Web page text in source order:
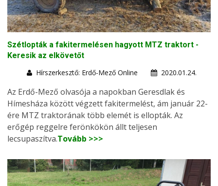
Szétlopták a fakitermelésen hagyott MTZ traktort -
Keresik az elkövetőt
Hírszerkesztő: Erdő-Mező Online
2020.01.24.
Az Erdő-Mező olvasója a napokban Geresdlak és
Hímesháza között végzett fakitermelést, ám január 22-
ére MTZ traktorának több elemét is ellopták. Az
erőgép reggelre ferönkökön állt teljesen
lecsupaszítva.Tovább >>>